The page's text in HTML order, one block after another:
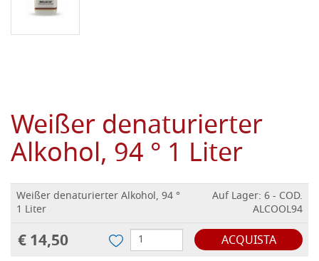
Weißer denaturierter
Alkohol, 94 ° 1 Liter
Weißer denaturierter Alkohol, 94 °
1 Liter
Auf Lager: 6 - COD.
ALCOOL94
€ 14,50 ACQUISTA